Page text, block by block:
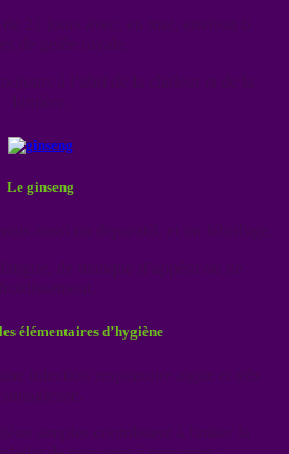
Le ginseng
élémentaires d’hygiène